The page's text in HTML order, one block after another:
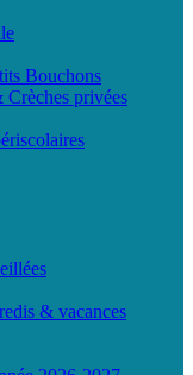
Bouchons
Crèches privées
& vacances